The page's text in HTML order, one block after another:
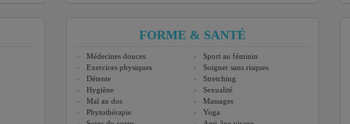
FORME & SANTÉ
Médecines douces
Sport au féminin
Exercices physiques
Soigner sans risques
Détente
Stretching
Hygiène
Sexualité
Mal au dos
Massages
Phytothérapie
Yoga